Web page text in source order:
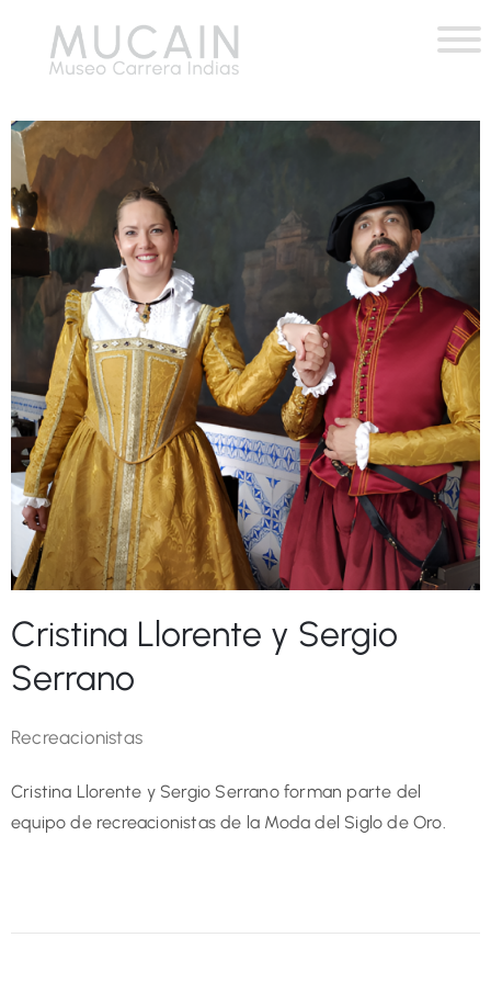
Cristina Llorente y Sergio
Serrano
Recreacionistas
Cristina Llorente y Sergio Serrano forman parte del
equipo de recreacionistas de la Moda del Siglo de Oro.